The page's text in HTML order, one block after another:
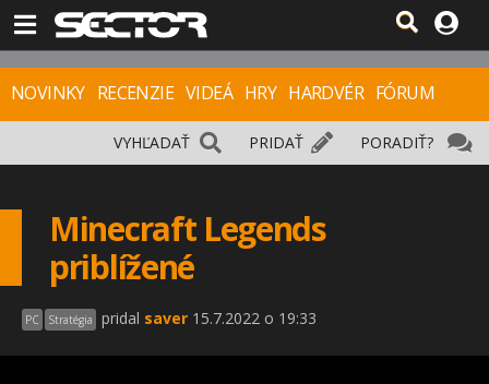
NOVINKY RECENZIE VIDEÁ HRY HARDVÉR FÓRUM
PORADIŤ?
PRIDAŤ
VYHĽADAŤ
Minecraft Legends
priblížené
PC Stratégia pridal saver 15.7.2022 o 19:33